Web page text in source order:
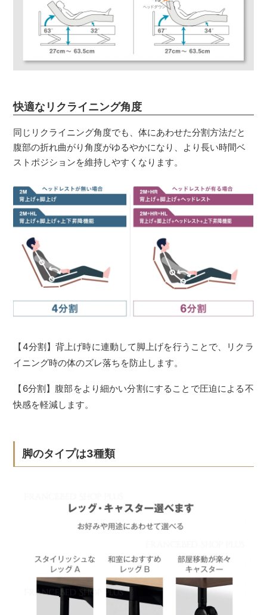
快適なリクライニング角度
同じリクライニング角度でも、体にあわせた分割方法だと
腹部の折れ曲がり角度がゆるやかになり、より長い時間ベ
ストポジションを維持しやすくなります。
【4分割】背上げ時に連動して脚上げを行うことで、リクラ
イニング時の体のズレ落ちを防止します。
【6分割】腹部をより細かい分割にすることで圧迫による不
快感を軽減します。
脚のタイプは3種類